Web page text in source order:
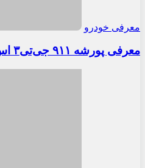
معرفی خودرو
معرفی پورشه ۹۱۱ جی‌تی۳ اس‌سی ۲۰۲۷: با سقف کاملاً برقی